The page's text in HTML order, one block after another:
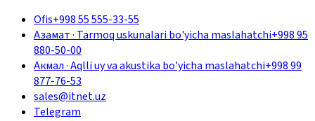
Ofis+998 55 555-33-55
Азамат· Tarmoq uskunalari bo'yicha maslahatchi+998 95
880-50-00
Акмал·Aqlli uy va akustika bo'yicha maslahatchi+998 99
877-76-53
sales@itnet.uz
Telegram